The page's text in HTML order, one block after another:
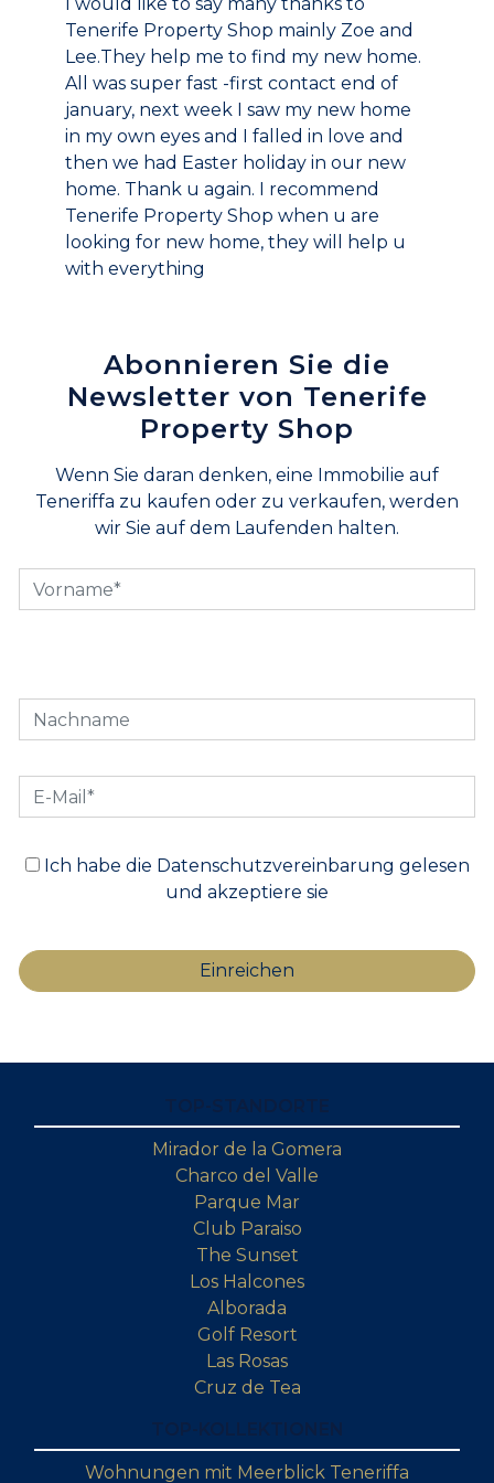
I would like to say many thanks to
Tenerife Property Shop mainly Zoe and
Lee.They help me to find my new home.
All was super fast -first contact end of
january, next week I saw my new home
in my own eyes and I falled in love and
then we had Easter holiday in our new
home. Thank u again. I recommend
Tenerife Property Shop when u are
looking for new home, they will help u
with everything
Abonnieren Sie die
Newsletter von Tenerife
Property Shop
Wenn Sie daran denken, eine Immobilie auf
Teneriffa zu kaufen oder zu verkaufen, werden
wir Sie auf dem Laufenden halten.
Ich habe die Datenschutzvereinbarung gelesen
und akzeptiere sie
Mirador de la Gomera
Charco del Valle
Parque Mar
Club Paraiso
The Sunset
Los Halcones
Alborada
Golf Resort
Las Rosas
Cruz de Tea
Wohnungen mit Meerblick Teneriffa